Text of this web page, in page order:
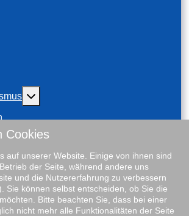
Weitere Informationen: Freizeit und
Cookies
auf unserer Website. Einige von ihnen sind
der Seite, während andere uns
und die Nutzererfahrung zu verbessern
Sie können selbst entscheiden, ob Sie die
Bitte beachten Sie, dass bei einer
nicht mehr alle Funktionalitäten der Seite